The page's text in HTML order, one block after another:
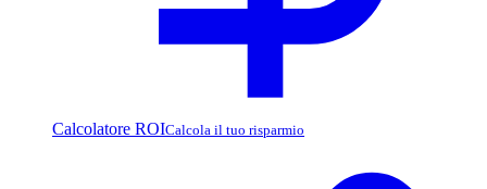
Calcolatore ROICalcola il tuo risparmio